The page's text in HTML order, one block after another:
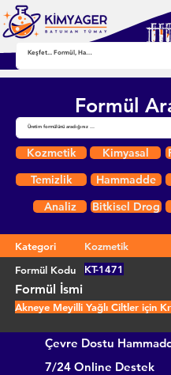
Formül
Kozmetik Kimyasal
Temizlik
Hammadde
Analiz
Bitkisel Drog
Kategori
Kozmetik
Formül Kodu
KT-1471
Formül İsmi
Akneye Meyilli Yağlı Ciltler için
Çevre Dostu
7/24 Online Destek